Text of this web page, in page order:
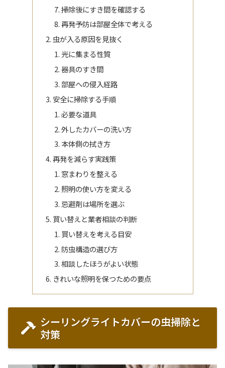
掃除後にすき間を確認する
再発予防は部屋全体で考える
虫が入る原因を見抜く
光に集まる性質
器具のすき間
部屋への侵入経路
安全に掃除する手順
必要な道具
外したカバーの洗い方
本体側の拭き方
再発を減らす実践策
窓まわりを整える
照明の使い方を変える
忌避剤は場所を選ぶ
買い替えと業者相談の判断
買い替えを考える目安
防虫構造の選び方
相談したほうがよい状態
きれいな照明を保つための要点
シーリングライトカバーの虫掃除と
対策